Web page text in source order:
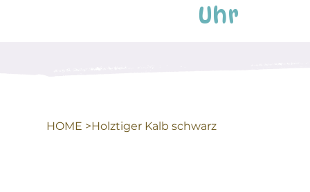
Uhr
HOME >Holztiger Kalb schwarz